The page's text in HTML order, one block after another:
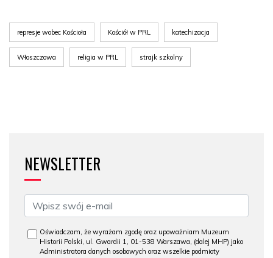
represje wobec Kościoła Kościół w PRL katechizacja
Włoszczowa religia w PRL strajk szkolny
NEWSLETTER
Oświadczam, że wyrażam zgodę oraz upoważniam Muzeum
Historii Polski, ul. Gwardii 1, 01-538 Warszawa, (dalej MHP) jako
Administratora danych osobowych oraz wszelkie podmioty